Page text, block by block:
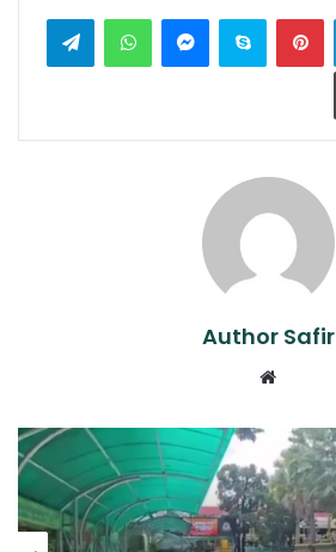
لينكدإن بينتيريستسكايب ماسنجر واتساب تيلقرام
طباعة
Author Safir